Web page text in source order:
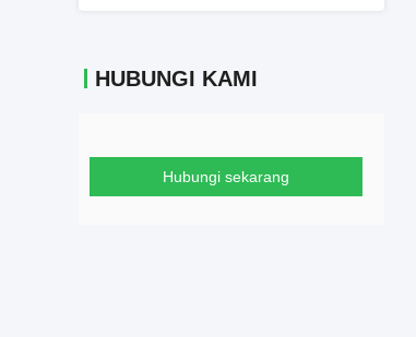
HUBUNGI KAMI
Hubungi sekarang